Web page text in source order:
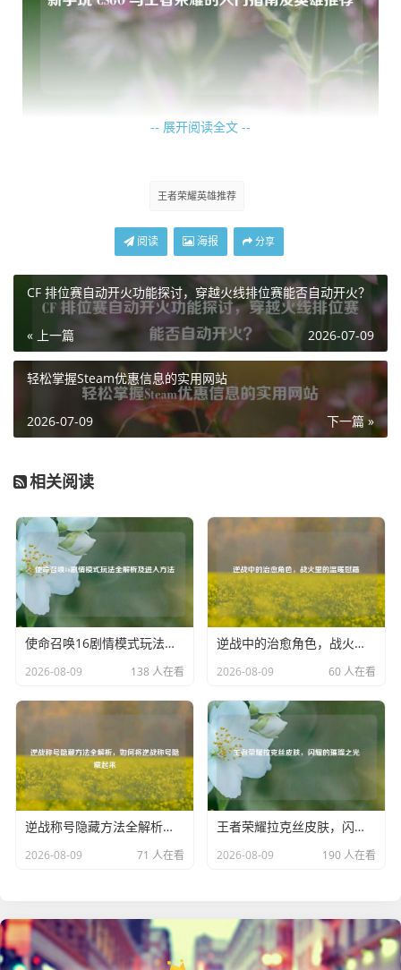
屏幕下方有各种武器和道具的快捷栏，合理设置这些快捷栏
的操作键位也至关重要，像开火、瞄准、跳跃、下蹲等基本
武器系统是 CSGO 的一大特色，新手玩家一开始可能会对众
多的武器感到眼花缭乱，首先要知道不同武器的特点和用
途，手枪适合近距离战斗，冲锋枪在中近距离有较好的表
现，步枪则是中远距离的主力输出武器，狙击枪能在远距离
给予敌人致命一击，新手玩家可以先从一些基础武器开始练
习，P90 冲锋枪，它射速快，后坐力相对较小，比较容易上
手，在练习武器的过程中,要注重瞄准的精准度和射击的节奏
地图的布局、战略要点和常见的战斗位置，例如在 Dust2 地
图中，A 点和 B 点是炸弹安放的地点，连接两点的中路是兵
家必争之地，而地图两侧的狙击位则能对敌人进行远距离打
击，了解地图的这些关键信息,可以让新手玩家在游戏中更好
地制定战术和选择位置。
团队协作在 CSGO 中尤为重要，新手玩家要学会与队友沟
通，听从指挥，比如在进攻时，要明确分工，有人负责突
破，有人负责支援和掩护；在防守时，则要互相配合，守住
关键位置，通过与队友的默契协作,才能发挥出团队的最大战
斗力。
新手刚玩 CSGO 时，可能会遇到各种问题和挑战，但只要保
持耐心，不断学习和练习，逐渐积累经验，就能在这个充满
激情的射击游戏世界中找到属于自己的乐趣，成为一名出色
的 CSGO 玩家。
-- 展开阅读全文 --
王者荣耀英雄推荐
阅读 海报 分享
CF 排位赛自动开火功能探讨，穿越火线排位赛能否自动开火？
« 上一篇 2026-07-09
轻松掌握Steam优惠信息的实用网站
下一篇 »
2026-07-09
相关阅读
使命召唤16剧情模式玩法全解析及进入方法
2026-08-09 138 人在看
逆战中的治愈角色，战火里的温暖慰藉
2026-08-09 60 人在看
逆战称号隐藏方法全解析，如何将逆战称号隐藏起来
2026-08-09 71 人在看
王者荣耀拉克丝皮肤，闪耀的璀璨之光
2026-08-09 190 人在看